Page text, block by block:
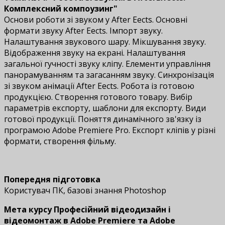
Комплексний компоузинг"
Основи роботи зі звуком у After Effects. Основні
формати звуку After Effects. Імпорт звуку.
Налаштування звукового шару. Мікшування звуку.
Відображення звуку на екрані. Налаштування
загальної гучності звуку кліпу. Елементи управління
панорамуванням та загасанням звуку. Синхронізація
зі звуком анімації After Effects. Робота із готовою
продукцією. Створення готового товару. Вибір
параметрів експорту, шаблони для експорту. Види
готової продукції. Поняття динамічного зв'язку із
програмою Adobe Premiere Pro. Експорт кліпів у різні
формати, створення фільму.
Попередня підготовка
Користувач ПК, базові знання Photoshop
Мета курсу Професійний відеодизайн і
відеомонтаж в Adobe Premiere та Adobe